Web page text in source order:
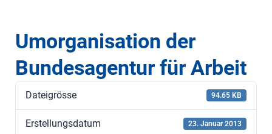
Umorganisation der
Bundesagentur für Arbeit
Dateigrösse 94.65 KB
Erstellungsdatum 23. Januar 2013